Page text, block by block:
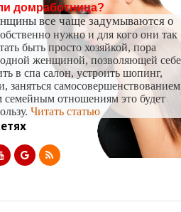
домработница?
все чаще задумываются о
нужно и для кого они так
быть просто хозяйкой, пора
женщиной, позволяющей себе
в спа салон, устроить шопинг,
заняться самосовершенствованием
отношениям это будет
Читать статью